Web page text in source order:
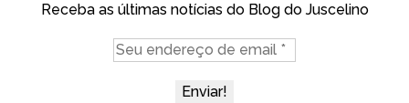
Receba as últimas notícias do Blog do Juscelino